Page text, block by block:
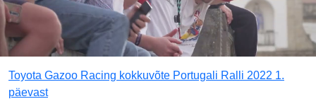
Toyota Gazoo Racing kokkuvõte Portugali Ralli 2022 1.
päevast